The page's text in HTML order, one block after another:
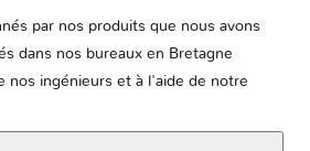
par nos produits que nous avons
dans nos bureaux en Bretagne
nos ingénieurs et à l'aide de notre